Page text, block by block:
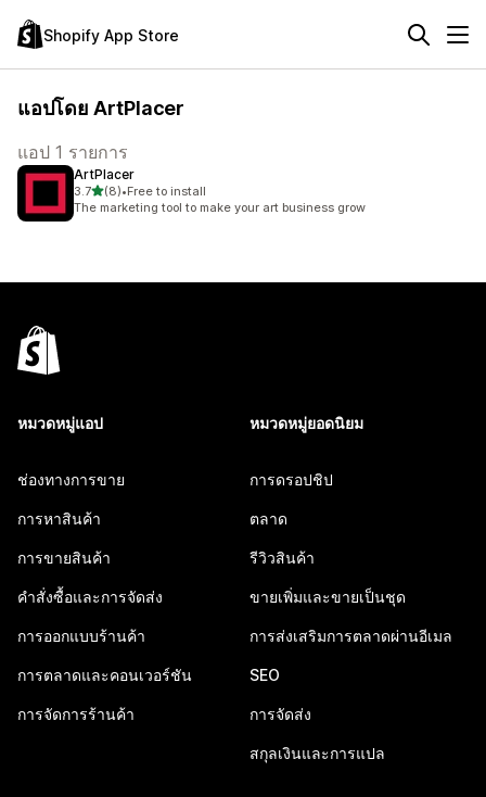
Shopify App Store
แอปโดย ArtPlacer
แอป 1 รายการ
ArtPlacer
3.7เต็ม 5 ดาว
(8)
ทั้งหมด 8 รีวิว
•Free to install
The marketing tool to make your art business grow
หมวดหมู่แอป
ช่องทางการขาย
การหาสินค้า
การขายสินค้า
คำสั่งซื้อและการจัดส่ง
การออกแบบร้านค้า
การตลาดและคอนเวอร์ชัน
การจัดการร้านค้า
หมวดหมู่ยอดนิยม
การดรอปชิป
ตลาด
รีวิวสินค้า
ขายเพิ่มและขายเป็นชุด
การส่งเสริมการตลาดผ่านอีเมล
SEO
การจัดส่ง
สกุลเงินและการแปล